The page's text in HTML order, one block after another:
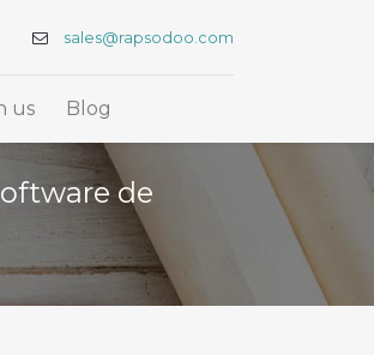
sales@rapsodoo.com
us Blog
de